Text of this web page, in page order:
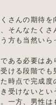
くさんの期待を
、そんなたく
方も当然いら
ある必要は
ける段階でも
時点で完成度
受けないとい
一方、男性は